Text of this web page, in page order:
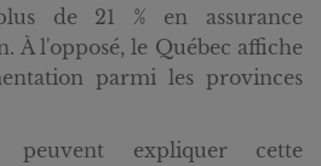
de 21 % en assurance
À l'opposé, le Québec affiche
parmi les provinces
peuvent expliquer cette